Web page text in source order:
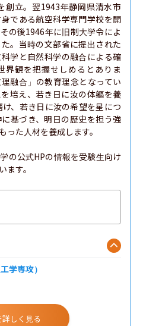
創立。翌1943年静岡県清水市
身である航空科学専門学校を開
の後1946年に旧制大学令によ
。当時の文部省に提出された
学と自然科学の融合による確
界観を把握せしめるとありま
融合」の教育理念となってい
培え、若き日に汝の体軀を養
、若き日に汝の希望を星につ
基づき、明日の歴史を担う強
った人材を養成します。
の公式HPの情報を受験生向け
ます。
学専攻）
しく見る